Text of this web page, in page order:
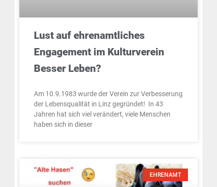
Lust auf ehrenamtliches
Engagement im Kulturverein
Besser Leben?
Am 10.9.1983 wurde der Verein zur Verbesserung
der Lebensqualität in Linz gegründet! In 43
Jahren hat sich viel verändert, viele Menschen
haben sich in dieser
EHRENAMT